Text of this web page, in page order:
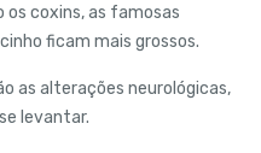
os coxins, as famosas
ficam mais grossos.
as alterações neurológicas,
levantar.